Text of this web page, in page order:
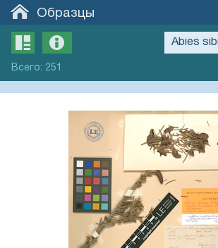
Образцы
Всего: 251